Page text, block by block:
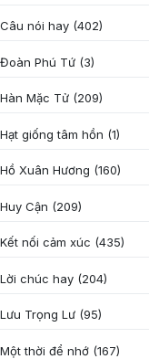
Câu nói hay (402)
Đoàn Phú Tứ (3)
Hàn Mặc Tử (209)
Hạt giống tâm hồn (1)
Hồ Xuân Hương (160)
Huy Cận (209)
Kết nối cảm xúc (435)
Lời chúc hay (204)
Lưu Trọng Lư (95)
Một thời để nhớ (167)